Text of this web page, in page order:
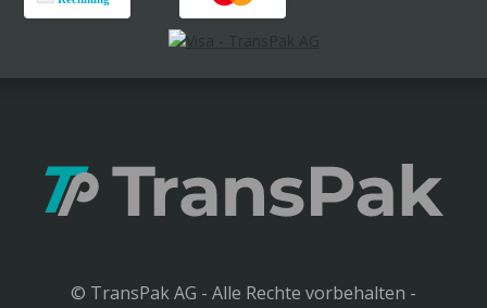
© TransPak AG - Alle Rechte vorbehalten -